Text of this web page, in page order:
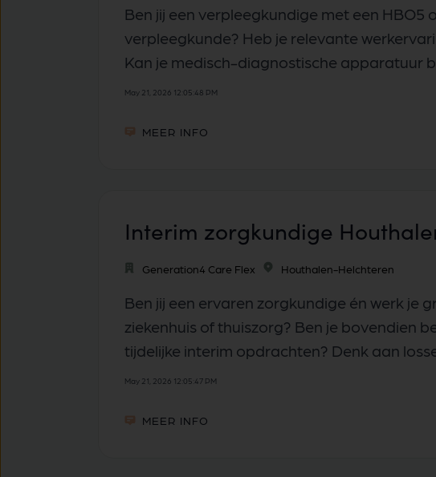
Ben jij een verpleegkundige met een HBO5
verpleegkunde? Heb je relevante
Kan je medisch-diagnostische apparatuur
May 21, 2026 12:05:48 PM
MEER INFO
Interim zorgkundige
Generation4 Care Flex Houthalen-Helchteren
Ben jij een ervaren zorgkundige én werk je
ziekenhuis of thuiszorg? Ben je bovendien
tijdelijke interim opdrachten? Denk aan
May 21, 2026 12:05:47 PM
MEER INFO